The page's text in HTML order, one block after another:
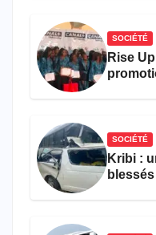
SOCIÉTÉ
Rise
SOCIÉTÉ
Kribi :